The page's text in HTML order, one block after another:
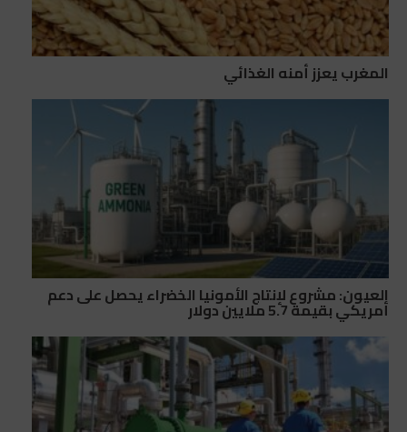
المغرب يعزز أمنه الغذائي
العيون: مشروع لإنتاج الأمونيا الخضراء يحصل على دعم
أمريكي بقيمة 5.7 ملايين دولار